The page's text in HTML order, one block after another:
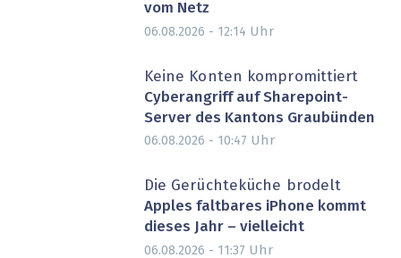
vom Netz
06.08.2026 - 12:14 Uhr
Keine Konten kompromittiert
Cyberangriff auf Sharepoint-
Server des Kantons Graubünden
06.08.2026 - 10:47 Uhr
Die Gerüchteküche brodelt
Apples faltbares iPhone kommt
dieses Jahr – vielleicht
06.08.2026 - 11:37 Uhr